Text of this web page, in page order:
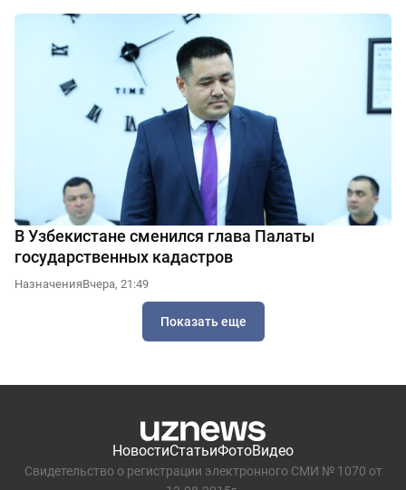
В Узбекистане сменился глава Палаты
государственных кадастров
НазначенияВчера, 21:49
Показать еще
НовостиСтатьиФотоВидео
Свидетельство о регистрации электронного СМИ № 1070 от